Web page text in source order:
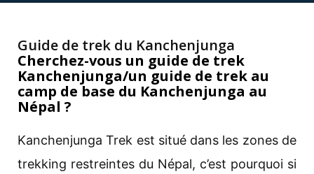
Guide de trek du Kanchenjunga
Cherchez-vous un guide de trek
Kanchenjunga/un guide de trek au
camp de base du Kanchenjunga au
Népal ?
Kanchenjunga Trek est situé dans les zones de
trekking restreintes du Népal, c’est pourquoi si